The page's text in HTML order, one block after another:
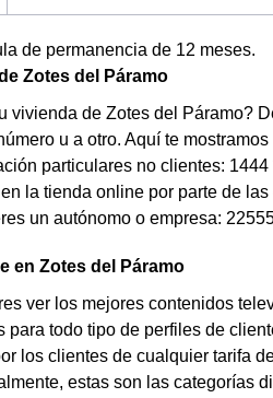
de permanencia de 12 meses.
Zotes del Páramo
vivienda de Zotes del Páramo?
u a otro. Aquí te
particulares no clientes:
la tienda online por parte de
un autónomo o empresa:
en Zotes del Páramo
ver los mejores contenidos
todo tipo de perfiles de
los clientes de cualquier tarifa
estas son las categorías